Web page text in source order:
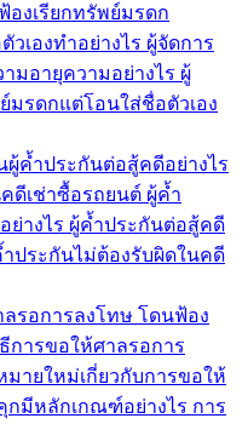
องเรียกทรัพย์มรดก
เองทำอย่างไร ผู้จัดการ
มอายุความอย่างไร ผู้
มรดกแต่โอนใส่ชื่อตัวเอง
ค้ำประกันต่อสู้คดีอย่างไร
ดีเช่าซื้อรถยนต์ ผู้ค้ำ
ย่างไร ผู้ค้ำประกันต่อสู้คดี
ประกันไม่ต้องรับผิดในคดี
รอการลงโทษ โดนฟ้อง
การขอให้ศาลรอการ
มายใหม่เกี่ยวกับการขอให้
กมีหลักเกณฑ์อย่างไร การ